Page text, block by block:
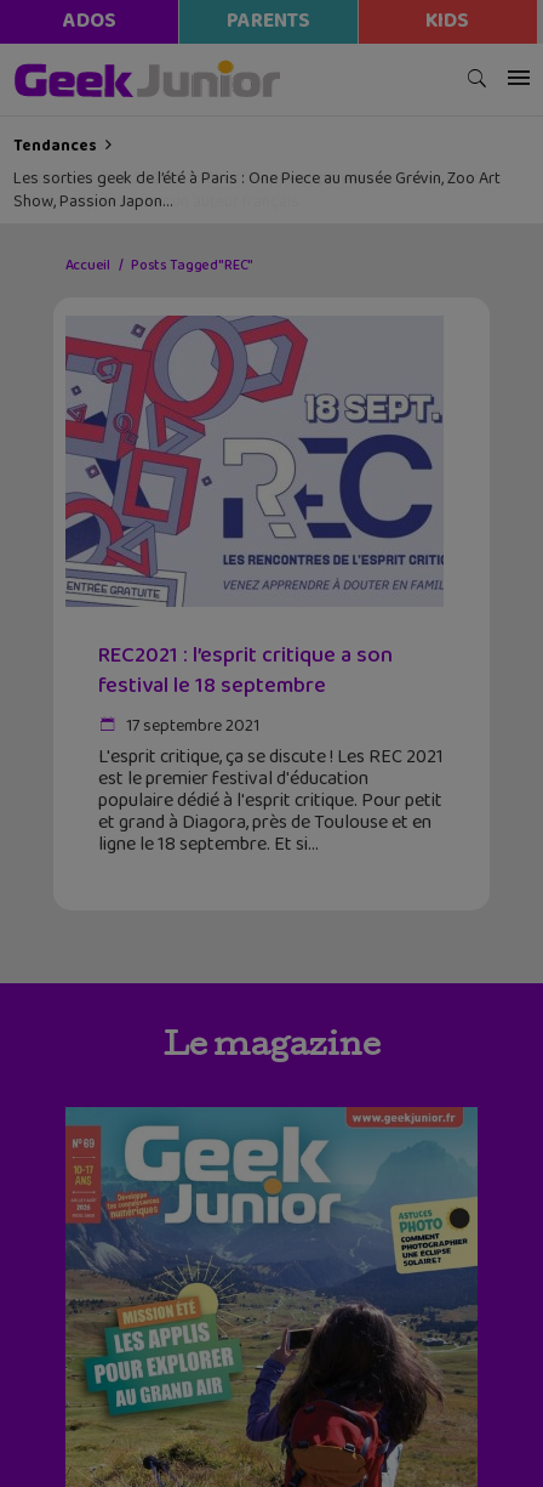
ADOS PARENTS KIDS
Tendances
Les sorties geek de l’été à Paris : One Piece au musée Grévin, Zoo Art
Show, Passion Japon…
Accueil Posts Tagged "REC"
REC2021 : l’esprit critique a son
festival le 18 septembre
17 septembre 2021
L'esprit critique, ça se discute ! Les REC 2021
est le premier festival d'éducation
populaire dédié à l'esprit critique. Pour petit
et grand à Diagora, près de Toulouse et en
ligne le 18 septembre. Et si
Le magazine